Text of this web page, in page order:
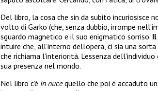
Del libro, la cosa che sin da subito incuriosisce
volto di Garko (che, senza dubbio, irrompe
sguardo magnetico e il suo enigmatico sorriso.
intuire che, all’interno dell’opera, ci sia una
che richiama l’interiorità. L’essenza
sua presenza nel mondo.
Nel libro c’è in nucequello che poi è accaduto